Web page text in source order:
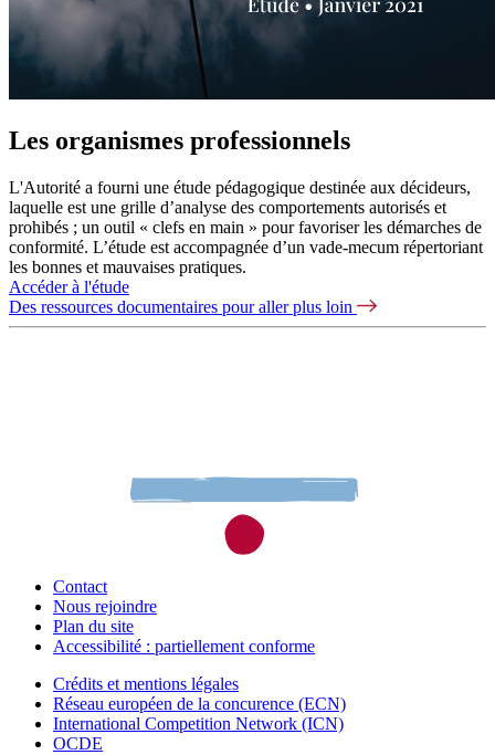
Les organismes professionnels
L'Autorité a fourni une étude pédagogique destinée aux décideurs,
laquelle est une grille d’analyse des comportements autorisés et
prohibés ; un outil « clefs en main » pour favoriser les démarches de
conformité. L’étude est accompagnée d’un vade-mecum répertoriant
les bonnes et mauvaises pratiques.
Accéder à l'étude
Des ressources documentaires pour aller plus loin
Contact
Nous rejoindre
Plan du site
Accessibilité : partiellement conforme
Crédits et mentions légales
Réseau européen de la concurence (ECN)
International Competition Network (ICN)
OCDE